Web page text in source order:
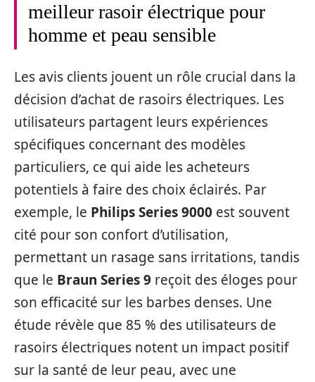
meilleur rasoir électrique pour
homme et peau sensible
Les avis clients jouent un rôle crucial dans la
décision d’achat de rasoirs électriques. Les
utilisateurs partagent leurs expériences
spécifiques concernant des modèles
particuliers, ce qui aide les acheteurs
potentiels à faire des choix éclairés. Par
exemple, le Philips Series 9000 est souvent
cité pour son confort d’utilisation,
permettant un rasage sans irritations, tandis
que le Braun Series 9 reçoit des éloges pour
son efficacité sur les barbes denses. Une
étude révèle que 85 % des utilisateurs de
rasoirs électriques notent un impact positif
sur la santé de leur peau, avec une